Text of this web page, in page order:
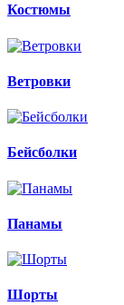
Костюмы
Ветровки
Бейсболки
Панамы
Шорты